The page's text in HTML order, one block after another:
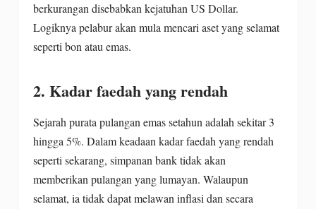
berkurangan disebabkan kejatuhan US Dollar.
Logiknya pelabur akan mula mencari aset yang selamat
seperti bon atau emas.
2. Kadar faedah yang rendah
Sejarah purata pulangan emas setahun adalah sekitar 3
hingga 5%. Dalam keadaan kadar faedah yang rendah
seperti sekarang, simpanan bank tidak akan
memberikan pulangan yang lumayan. Walaupun
selamat, ia tidak dapat melawan inflasi dan secara